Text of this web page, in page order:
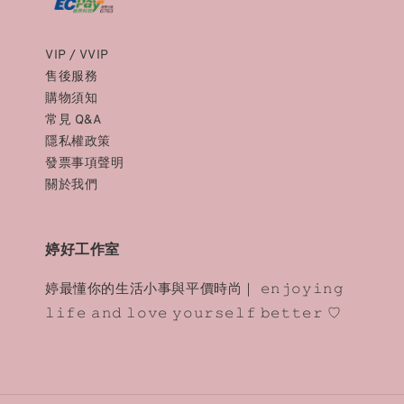
VIP / VVIP
售後服務
購物須知
常見 Q&A
隱私權政策
發票事項聲明
關於我們
婷好工作室
婷最懂你的生活小事與平價時尚｜ 𝚎𝚗𝚓𝚘𝚢𝚒𝚗𝚐
𝚕𝚒𝚏𝚎 𝚊𝚗𝚍 𝚕𝚘𝚟𝚎 𝚢𝚘𝚞𝚛𝚜𝚎𝚕𝚏 𝚋𝚎𝚝𝚝𝚎𝚛 ♡